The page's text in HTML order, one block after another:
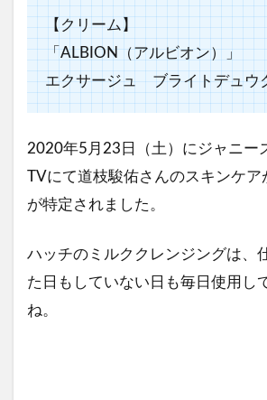
【クリーム】
「ALBION（アルビオン）」
エクサージュ ブライトデュウ
2020年5月23日（土）にジャニー
TVにて道枝駿佑さんのスキンケア
が特定されました。
ハッチのミルククレンジングは、
た日もしていない日も毎日使用し
ね。